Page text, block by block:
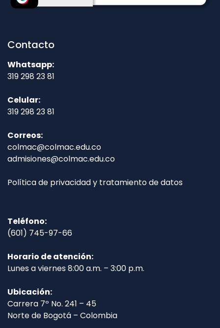
Contacto
Whatsapp:
319 298 23 81
Celular:
319 298 23 81
Correos:
colmac@colmac.edu.co
admisiones@colmac.edu.co
Política de privacidad y tratamiento de datos
Teléfono:
(601) 745-97-66
Horario de atención:
Lunes a viernes 8:00 a.m. – 3:00 p.m.
Ubicación:
Carrera 7º No. 241 – 45
Norte de Bogotá – Colombia